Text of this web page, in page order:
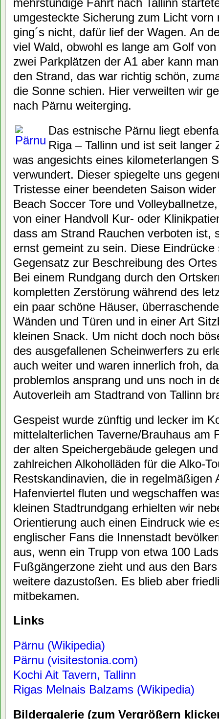
umgesteckte Sicherung zum Licht
ging´s nicht, dafür lief der Wagen. An
viel Wald, obwohl es lange am Golf
zwei Parkplätzen der A1 aber kann
den Strand, das war richtig schön,
die Sonne schien. Hier verweilten wir
nach Pärnu weiterging.
Das estnische Pärnu liegt
Riga – Tallinn und ist seit langer
was angesichts eines kilometerlangen
verwundert. Dieser spiegelte uns
Tristesse einer beendeten Saison
Beach Soccer Tore und
von einer Handvoll Kur- oder
dass am Strand Rauchen verboten ist,
ernst gemeint zu sein. Diese
Gegensatz zur Beschreibung des
Bei einem Rundgang durch den
kompletten Zerstörung während des
ein paar schöne Häuser,
Wänden und Türen und in einer Art
kleinen Snack. Um nicht doch noch
des ausgefallenen Scheinwerfers zu
auch weiter und waren innerlich froh,
problemlos ansprang und uns noch in
Autoverleih am Stadtrand von Tallinn
Gespeist wurde zünftig und lecker im
mittelalterlichen Taverne/Brauhaus am
der alten Speichergebäude gelegen
zahlreichen Alkoholläden für die Alko-
Restskandinavien, die in regelmäßigen
Hafenviertel fluten und wegschaffen
kleinen Stadtrundgang erhielten wir
Orientierung auch einen Eindruck wie
englischer Fans die Innenstadt
aus, wenn ein Trupp von etwa 100
Fußgängerzone zieht und aus den
weitere dazustoßen. Es blieb aber
mitbekamen.
Links
Pärnu (Wikipedia)
Pärnu (visitestonia.com)
Kochi Ait Tavern, Tallinn
Rigas Melnais Balzams (Wikipedia)
Bildergalerie (zum Vergrößern